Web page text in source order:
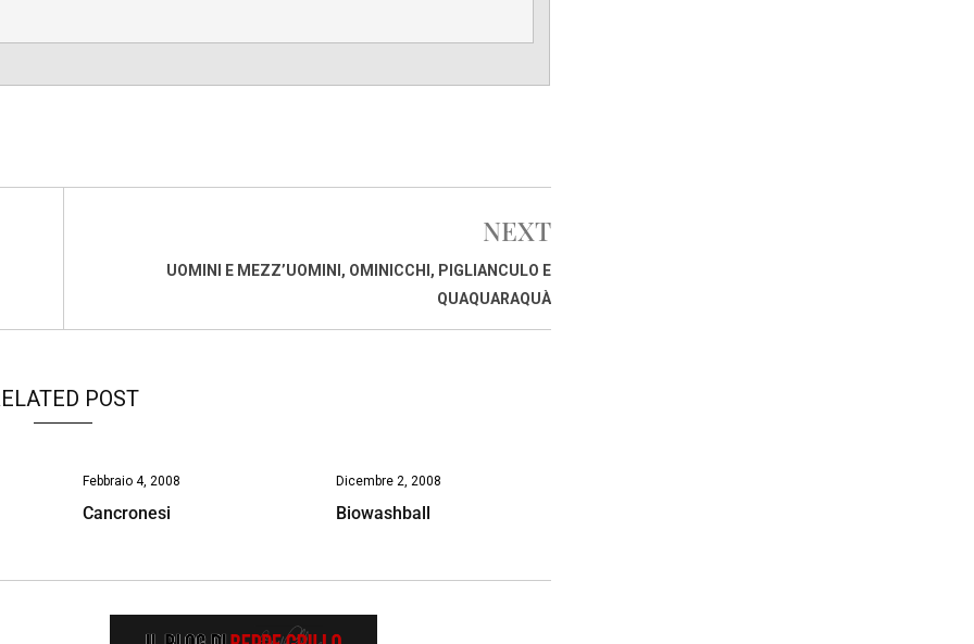
NEXT
UOMINI E MEZZ’UOMINI, OMINICCHI, PIGLIANCULO E
QUAQUARAQUÀ
POST
Febbraio 4, 2008
Cancronesi
Dicembre 2, 2008
Biowashball